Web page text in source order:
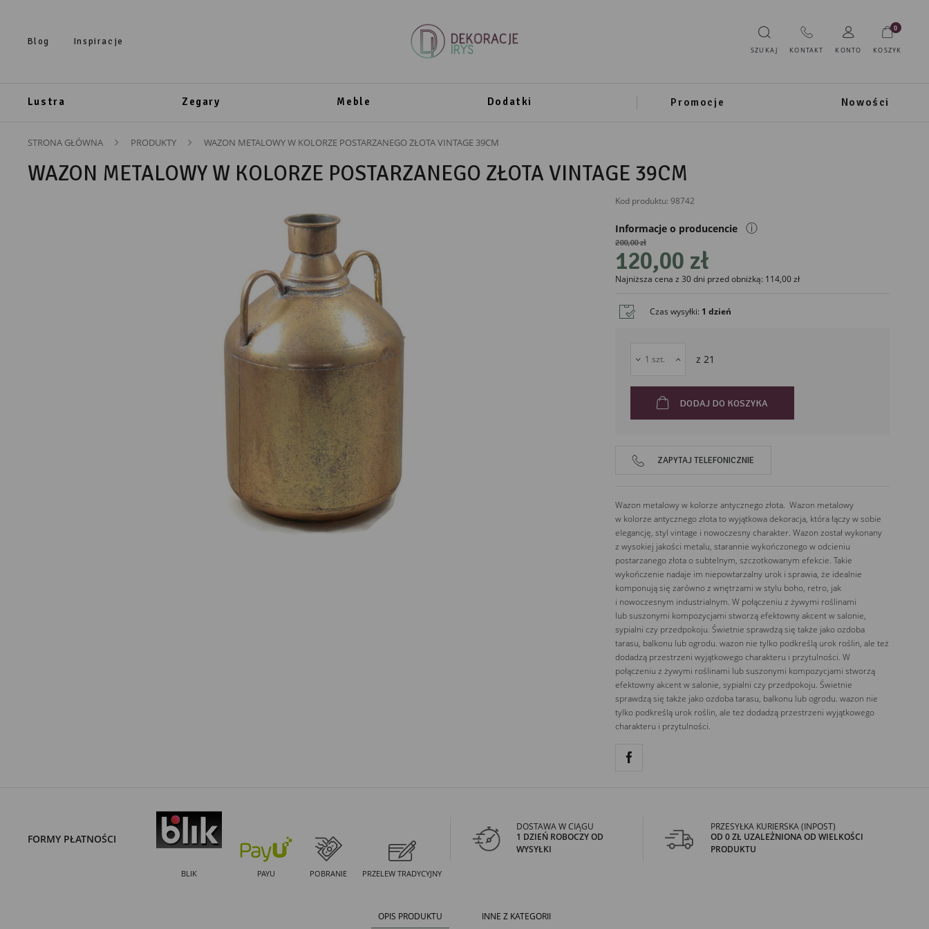
Blog Inspiracje
SZUKAJ KONTAKT KONTO KOSZYK
0
Lustra Zegary Meble Dodatki Promocje Nowości
STRONA GŁÓWNA PRODUKTY WAZON METALOWY W KOLORZE POSTARZANEGO ZŁOTA VINTAGE 39CM
WAZON METALOWY W KOLORZE POSTARZANEGO ZŁOTA VINTAGE 39CM
Kod produktu: 98742
Informacje o producencie
IMPORTER
Mikołajczyk
63-600
ⓘ
200,00 zł
120,00 zł
Najniższa cena z 30 dni przed obniżką: 114,00 zł
Czas wysyłki: 1 dzień
z 21
DODAJ DO KOSZYKA
ZAPYTAJ TELEFONICZNIE
Wazon metalowy w kolorze antycznego złota. Wazon metalowy
w kolorze antycznego złota to wyjątkowa dekoracja, która łączy w sobie
elegancję, styl vintage i nowoczesny charakter. Wazon został wykonany
z wysokiej jakości metalu, starannie wykończonego w odcieniu
postarzanego złota o subtelnym, szczotkowanym efekcie. Takie
wykończenie nadaje im niepowtarzalny urok i sprawia, że idealnie
komponują się zarówno z wnętrzami w stylu boho, retro, jak
i nowoczesnym industrialnym. W połączeniu z żywymi roślinami
lub suszonymi kompozycjami stworzą efektowny akcent w salonie,
sypialni czy przedpokoju. Świetnie sprawdzą się także jako ozdoba
tarasu, balkonu lub ogrodu. wazon nie tylko podkreślą urok roślin, ale też
dodadzą przestrzeni wyjątkowego charakteru i przytulności. W
połączeniu z żywymi roślinami lub suszonymi kompozycjami stworzą
efektowny akcent w salonie, sypialni czy przedpokoju. Świetnie
sprawdzą się także jako ozdoba tarasu, balkonu lub ogrodu. wazon nie
tylko podkreślą urok roślin, ale też dodadzą przestrzeni wyjątkowego
charakteru i przytulności.
FORMY PŁATNOŚCI
BLIK PAYU POBRANIE PRZELEW TRADYCYJNY
DOSTAWA W CIĄGU
1 DZIEŃ ROBOCZY OD
WYSYŁKI
PRZESYŁKA KURIERSKA (INPOST)
OD 0 ZŁ UZALEŻNIONA OD WIELKOŚCI
PRODUKTU
OPIS PRODUKTU INNE Z KATEGORII